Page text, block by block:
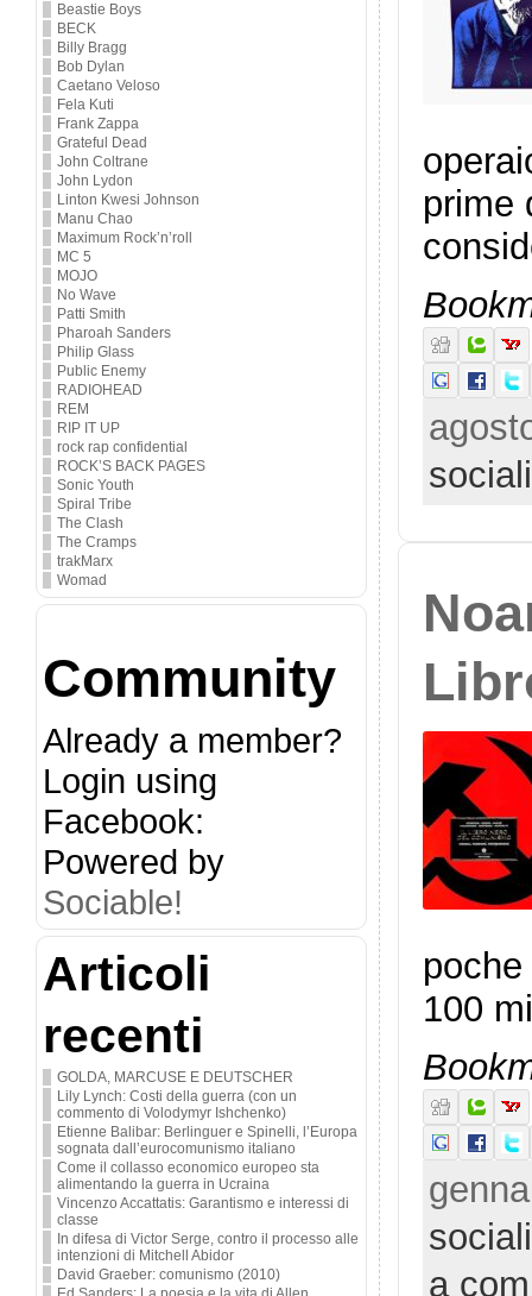
Beastie Boys
BECK
Billy Bragg
Bob Dylan
Caetano Veloso
Fela Kuti
Frank Zappa
Grateful Dead
John Coltrane
John Lydon
Linton Kwesi Johnson
Manu Chao
Maximum Rock’n’roll
MC 5
MOJO
No Wave
Patti Smith
Pharoah Sanders
Philip Glass
Public Enemy
RADIOHEAD
REM
RIP IT UP
rock rap confidential
ROCK’S BACK PAGES
Sonic Youth
Spiral Tribe
The Clash
The Cramps
trakMarx
Womad
Community
Already a member?
Login using
Facebook:
Powered by
Sociable!
Articoli
recenti
GOLDA, MARCUSE E DEUTSCHER
Lily Lynch: Costi della guerra (con un
commento di Volodymyr Ishchenko)
Etienne Balibar: Berlinguer e Spinelli, l’Europa
sognata dall’eurocomunismo italiano
Come il collasso economico europeo sta
alimentando la guerra in Ucraina
Vincenzo Accattatis: Garantismo e interessi di
classe
In difesa di Victor Serge, contro il processo alle
intenzioni di Mitchell Abidor
David Graeber: comunismo (2010)
prime
100
a